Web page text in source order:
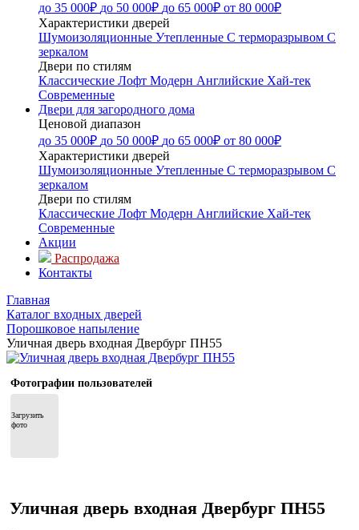
до 35 000₽ до 50 000₽ до 65 000₽ от 80 000₽
Характеристики дверей
Шумоизоляционные Утепленные С терморазрывом С
зеркалом
Двери по стилям
Классические Лофт Модерн Английские Хай-тек
Современные
Двери для загородного дома
Ценовой диапазон
до 35 000₽ до 50 000₽ до 65 000₽ от 80 000₽
Характеристики дверей
Шумоизоляционные Утепленные С терморазрывом С
зеркалом
Двери по стилям
Классические Лофт Модерн Английские Хай-тек
Современные
Акции
Распродажа
Контакты
Главная
Каталог входных дверей
Порошковое напыление
Уличная дверь входная Двербург ПН55
Фотографии пользователей
Загрузить
фото
Уличная дверь входная Двербург ПН55